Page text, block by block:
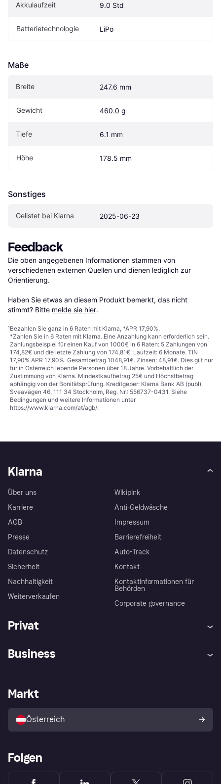
Akkulaufzeit 9.0 Std
Batterietechnologie LiPo
Maße
Breite 247.6 mm
Gewicht 460.0 g
Tiefe 6.1 mm
Höhe 178.5 mm
Sonstiges
Gelistet bei Klarna 2025-06-23
Feedback
Die oben angegebenen Informationen stammen von
verschiedenen externen Quellen und dienen lediglich zur
Orientierung.
Haben Sie etwas an diesem Produkt bemerkt, das nicht
stimmt? Bitte melde sie hier.
¹Bezahlen Sie ganz in 6 Raten mit Klarna, *APR 17,90%.
*Zahlen Sie in 6 Raten mit Klarna. Eine Anzahlung kann erforderlich sein.
Zahlungsbeispiel für einen Kauf von 1000€ in 6 Raten: 5 Zahlungen von
174,82€ und die letzte Zahlung von 174,81€. Laufzeit: 6 Monate. TIN
17,90% APR 17,90%. Gesamtbetrag 1048,91€. Zinsen: 48,91€. Dies gilt nur
für in Österreich lebende Personen über 18 Jahre. Vorbehaltlich der
Zustimmung von Klarna. Mindestkaufbetrag 25€ und Höchstbetrag
abhängig von der Bonitätsprüfung. Kreditgeber: Klarna Bank AB (publ),
Sveavägen 46, 111 34 Stockholm, Reg. Nr.: 556737-0431. Siehe
Bedingungen und weitere Informationen unter
https://www.klarna.com/at/agb/.
Klarna
Über uns
Karriere
AGB
Presse
Datenschutz
Sicherheit
Nachhaltigkeit
Weiterverkaufen
Wikipink
Anti-Geldwäsche
Impressum
Barrierefreiheit
Auto-Track
Kontakt
Kontaktinformationen für
Behörden
Corporate governance
Privat
Shops entdecken
Business
Händlerportal
Markt
Österreich
Folgen